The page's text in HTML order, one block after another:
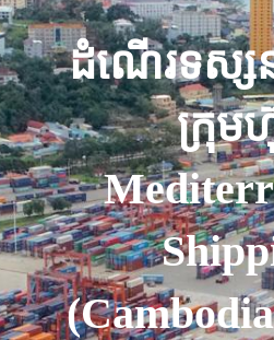
ដំណើរទស្ស
ក្រុម